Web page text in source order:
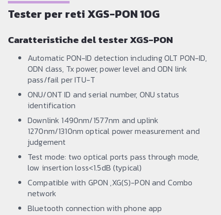
Tester per reti XGS-PON 10G
Caratteristiche del tester XGS-PON
Automatic PON-ID detection including OLT PON-ID,
ODN class, Tx power, power level and ODN link
pass/fail per ITU-T
ONU/ONT ID and serial number, ONU status
identification
Downlink 1490nm/1577nm and uplink
1270nm/1310nm optical power measurement and
judgement
Test mode: two optical ports pass through mode,
low insertion loss<1.5dB (typical)
Compatible with GPON ,XG(S)-PON and Combo
network
Bluetooth connection with phone app